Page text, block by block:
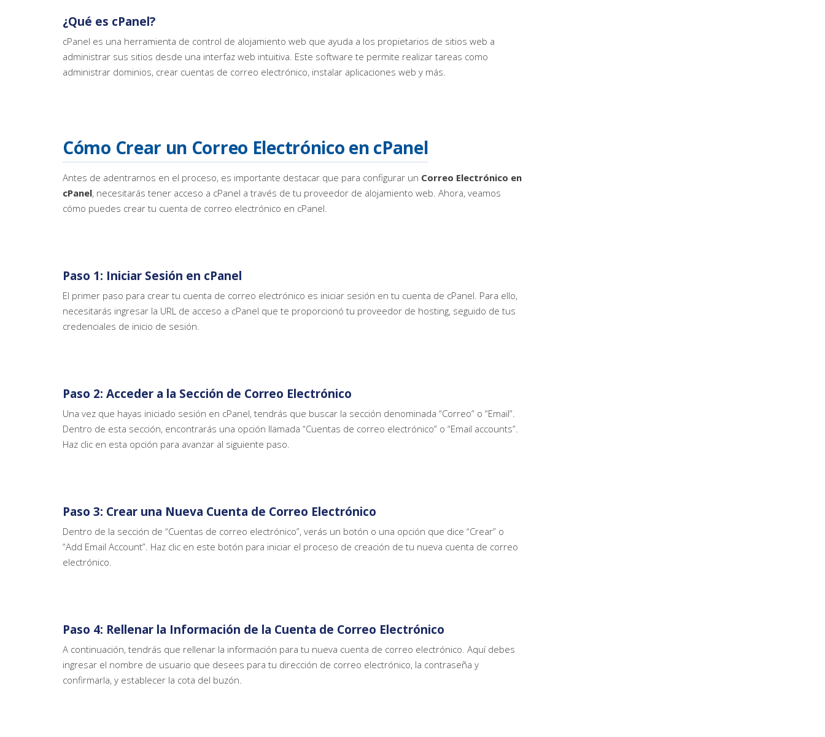
¿Qué es cPanel?
cPanel es una herramienta de control de alojamiento web que ayuda a los propietarios de sitios web a
administrar sus sitios desde una interfaz web intuitiva. Este software te permite realizar tareas como
administrar dominios, crear cuentas de correo electrónico, instalar aplicaciones web y más.
Cómo Crear un Correo Electrónico en cPanel
Antes de adentrarnos en el proceso, es importante destacar que para configurar un Correo Electrónico en
cPanel, necesitarás tener acceso a cPanel a través de tu proveedor de alojamiento web. Ahora, veamos
cómo puedes crear tu cuenta de correo electrónico en cPanel.
Paso 1: Iniciar Sesión en cPanel
El primer paso para crear tu cuenta de correo electrónico es iniciar sesión en tu cuenta de cPanel. Para ello,
necesitarás ingresar la URL de acceso a cPanel que te proporcionó tu proveedor de hosting, seguido de tus
credenciales de inicio de sesión.
Paso 2: Acceder a la Sección de Correo Electrónico
Una vez que hayas iniciado sesión en cPanel, tendrás que buscar la sección denominada “Correo” o “Email”.
Dentro de esta sección, encontrarás una opción llamada “Cuentas de correo electrónico” o “Email accounts”.
Haz clic en esta opción para avanzar al siguiente paso.
Paso 3: Crear una Nueva Cuenta de Correo Electrónico
Dentro de la sección de “Cuentas de correo electrónico”, verás un botón o una opción que dice “Crear” o
“Add Email Account”. Haz clic en este botón para iniciar el proceso de creación de tu nueva cuenta de correo
electrónico.
Paso 4: Rellenar la Información de la Cuenta de Correo Electrónico
A continuación, tendrás que rellenar la información para tu nueva cuenta de correo electrónico. Aquí debes
ingresar el nombre de usuario que desees para tu dirección de correo electrónico, la contraseña y
confirmarla, y establecer la cota del buzón.